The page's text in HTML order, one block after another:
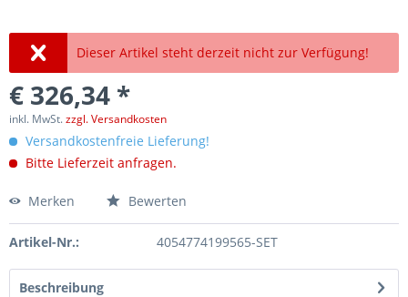
Dieser Artikel steht derzeit nicht zur Verfügung!
€ 326,34 *
inkl. MwSt.zzgl. Versandkosten
Versandkostenfreie Lieferung!
Bitte Lieferzeit anfragen.
Merken Bewerten
Artikel-Nr.: 4054774199565-SET
Beschreibung